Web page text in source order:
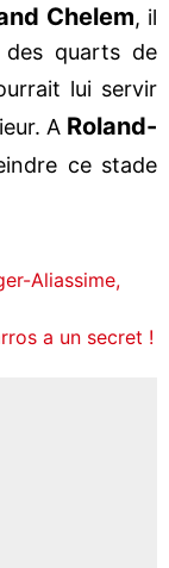
Chelem, il
quarts de
lui servir
A Roland-
ce stade
Aliassime,
a un secret !